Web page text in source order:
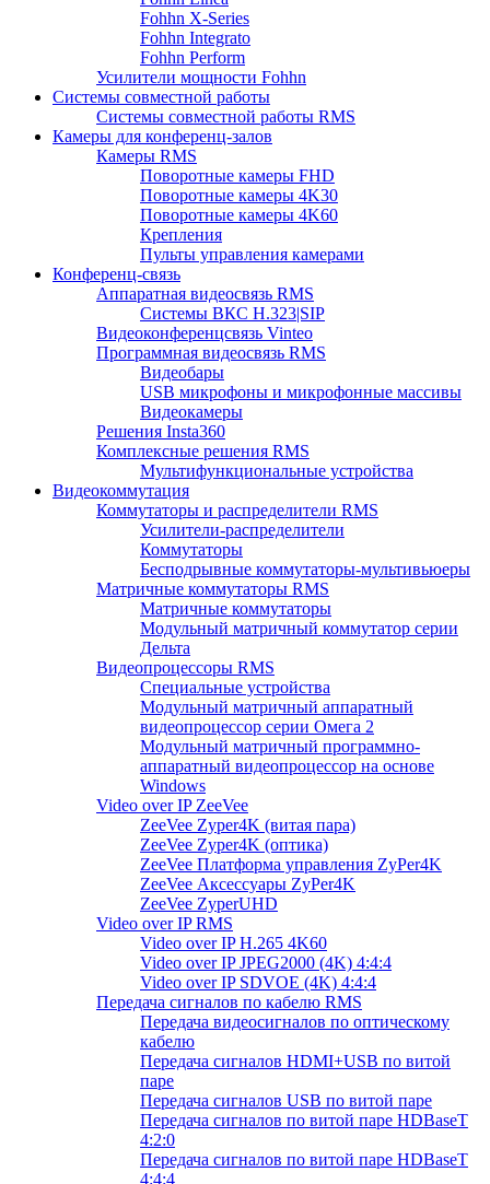
Fohhn X-Series
Fohhn Integrato
Fohhn Perform
Усилители мощности Fohhn
Системы совместной работы
Системы совместной работы RMS
Камеры для конференц-залов
Камеры RMS
Поворотные камеры FHD
Поворотные камеры 4K30
Поворотные камеры 4K60
Крепления
Пульты управления камерами
Конференц-связь
Аппаратная видеосвязь RMS
Системы ВКС H.323|SIP
Видеоконференцсвязь Vinteo
Программная видеосвязь RMS
Видеобары
USB микрофоны и микрофонные массивы
Видеокамеры
Решения Insta360
Комплексные решения RMS
Мультифункциональные устройства
Видеокоммутация
Коммутаторы и распределители RMS
Усилители-распределители
Коммутаторы
Бесподрывные коммутаторы-мультивьюеры
Матричные коммутаторы RMS
Матричные коммутаторы
Модульный матричный коммутатор серии
Дельта
Видеопроцессоры RMS
Специальные устройства
Модульный матричный аппаратный
видеопроцессор серии Омега 2
Модульный матричный программно-
аппаратный видеопроцессор на основе
Windows
Video over IP ZeeVee
ZeeVee Zyper4K (витая пара)
ZeeVee Zyper4K (оптика)
ZeeVee Платформа управления ZyPer4K
ZeeVee Аксессуары ZyPer4K
ZeeVee ZyperUHD
Video over IP RMS
Video over IP H.265 4K60
Video over IP JPEG2000 (4K) 4:4:4
Video over IP SDVOE (4K) 4:4:4
Передача сигналов по кабелю RMS
Передача видеосигналов по оптическому
кабелю
Передача сигналов HDMI+USB по витой
паре
Передача сигналов USB по витой паре
Передача сигналов по витой паре HDBaseT
4:2:0
Передача сигналов по витой паре HDBaseT
4:4:4